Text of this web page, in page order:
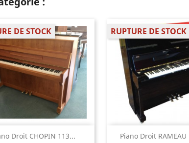
Droit CHOPIN 113...
DE STOCK
Aperçu rapide Piano Droit RAMEAU
RUPTURE DE STOCK
Aperçu